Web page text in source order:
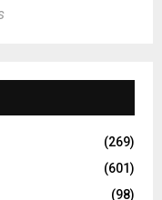
(269)
(601)
(98)